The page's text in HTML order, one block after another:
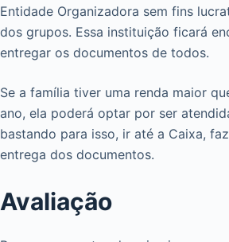
Entidade Organizadora sem fins
dos grupos. Essa instituição ficará
entregar os documentos de todos.
Se a família tiver uma renda maior
ano, ela poderá optar por ser
bastando para isso, ir até a Caixa,
entrega dos documentos.
Avaliação